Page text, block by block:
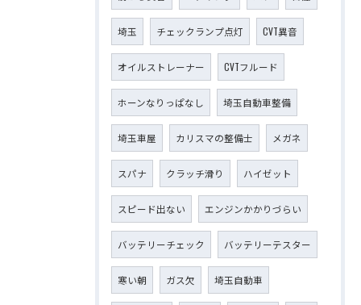
埼玉 チェックランプ点灯 CVT異音
オイルストレーナー CVTフルード
ホーンなりっぱなし 埼玉自動車整備
埼玉車屋 カリスマの整備士 メガネ
スパナ クラッチ滑り ハイゼット
スピード出ない エンジンかかりづらい
バッテリーチェック バッテリーテスター
寒い朝 ガス欠 埼玉自動車